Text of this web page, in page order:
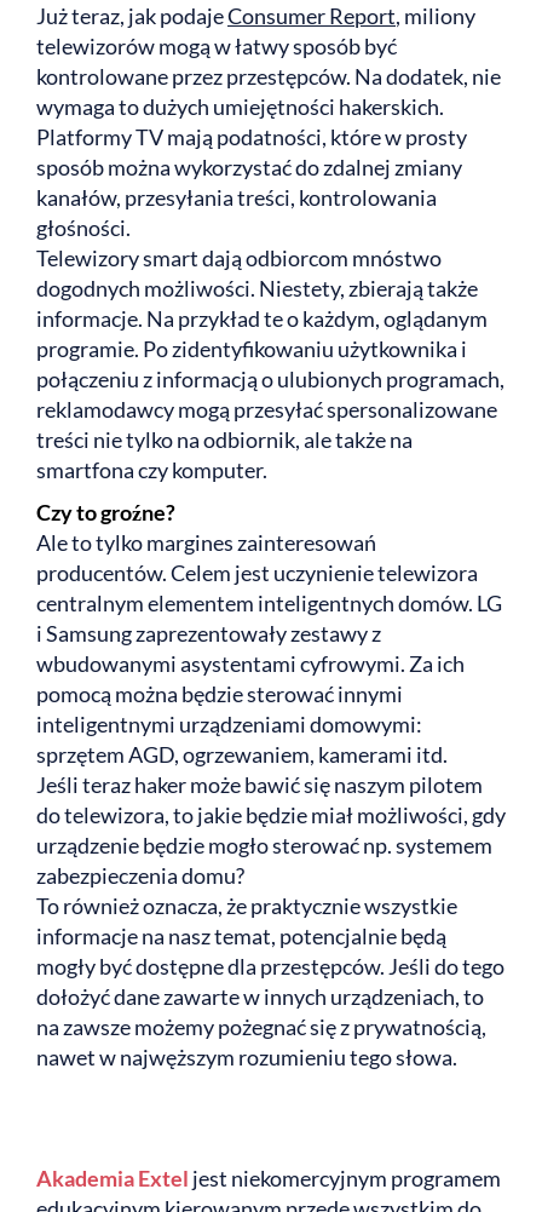
Już teraz, jak podajeConsumer Report, miliony
telewizorów mogą w łatwy sposób być
kontrolowane przez przestępców. Na dodatek, nie
wymaga to dużych umiejętności hakerskich.
Platformy TV mają podatności, które w prosty
sposób można wykorzystać do zdalnej zmiany
kanałów, przesyłania treści, kontrolowania
głośności.
Telewizory smart dają odbiorcom mnóstwo
dogodnych możliwości. Niestety, zbierają także
informacje. Na przykład te o każdym, oglądanym
programie. Po zidentyfikowaniu użytkownika i
połączeniu z informacją o ulubionych programach,
reklamodawcy mogą przesyłać spersonalizowane
treści nie tylko na odbiornik, ale także na
smartfona czy komputer.
Czy to groźne?
Ale to tylko margines zainteresowań
producentów. Celem jest uczynienie telewizora
centralnym elementem inteligentnych domów. LG
i Samsung zaprezentowały zestawy z
wbudowanymi asystentami cyfrowymi. Za ich
pomocą można będzie sterować innymi
inteligentnymi urządzeniami domowymi:
sprzętem AGD, ogrzewaniem, kamerami itd.
Jeśli teraz haker może bawić się naszym pilotem
do telewizora, to jakie będzie miał możliwości, gdy
urządzenie będzie mogło sterować np. systemem
zabezpieczenia domu?
To również oznacza, że praktycznie wszystkie
informacje na nasz temat, potencjalnie będą
mogły być dostępne dla przestępców. Jeśli do tego
dołożyć dane zawarte w innych urządzeniach, to
na zawsze możemy pożegnać się z prywatnością,
nawet w najwęższym rozumieniu tego słowa.
Akademia Extel jest niekomercyjnym programem